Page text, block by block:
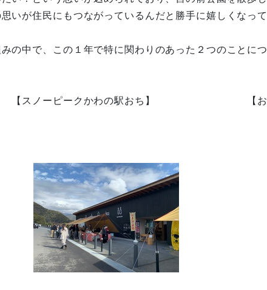
いが住民にもつながっているんだと勝手に嬉しくなって
の中で、この１年で特に関わりのあった２つのことにつ
ド】 【スノーピークかわの駅おち】 【お